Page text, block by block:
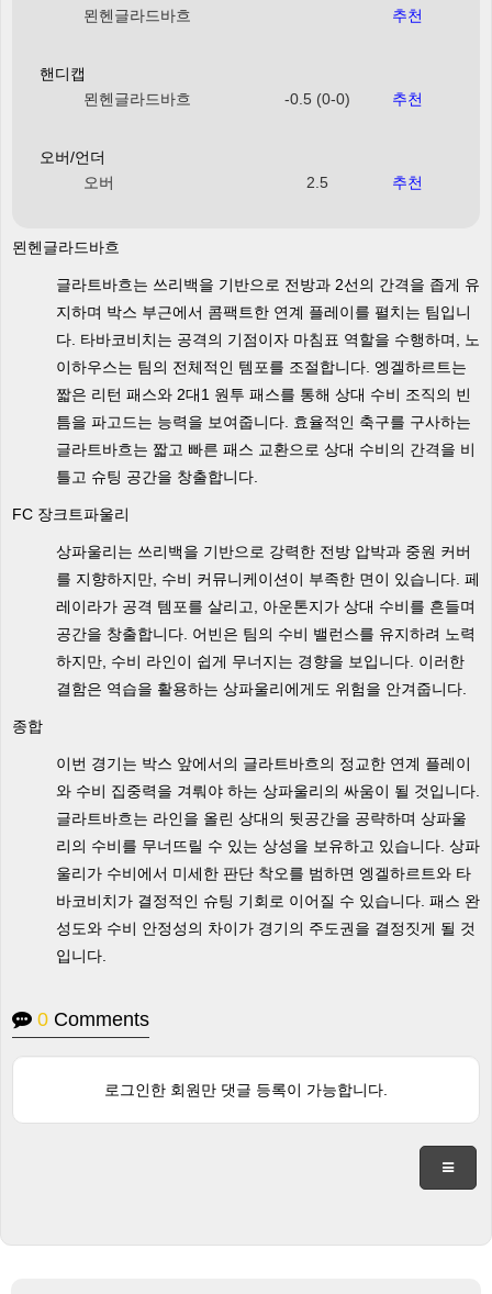
묀헨글라드바흐
추천
핸디캡
묀헨글라드바흐
-0.5 (0-0) 추천
오버/언더
오버
2.5 추천
묀헨글라드바흐
글라트바흐는 쓰리백을 기반으로 전방과 2선의 간격을 좁게 유
지하며 박스 부근에서 콤팩트한 연계 플레이를 펼치는 팀입니
다. 타바코비치는 공격의 기점이자 마침표 역할을 수행하며, 노
이하우스는 팀의 전체적인 템포를 조절합니다. 엥겔하르트는
짧은 리턴 패스와 2대1 원투 패스를 통해 상대 수비 조직의 빈
틈을 파고드는 능력을 보여줍니다. 효율적인 축구를 구사하는
글라트바흐는 짧고 빠른 패스 교환으로 상대 수비의 간격을 비
틀고 슈팅 공간을 창출합니다.
FC 장크트파울리
상파울리는 쓰리백을 기반으로 강력한 전방 압박과 중원 커버
를 지향하지만, 수비 커뮤니케이션이 부족한 면이 있습니다. 페
레이라가 공격 템포를 살리고, 아운톤지가 상대 수비를 흔들며
공간을 창출합니다. 어빈은 팀의 수비 밸런스를 유지하려 노력
하지만, 수비 라인이 쉽게 무너지는 경향을 보입니다. 이러한
결함은 역습을 활용하는 상파울리에게도 위험을 안겨줍니다.
종합
이번 경기는 박스 앞에서의 글라트바흐의 정교한 연계 플레이
와 수비 집중력을 겨뤄야 하는 상파울리의 싸움이 될 것입니다.
글라트바흐는 라인을 올린 상대의 뒷공간을 공략하며 상파울
리의 수비를 무너뜨릴 수 있는 상성을 보유하고 있습니다. 상파
울리가 수비에서 미세한 판단 착오를 범하면 엥겔하르트와 타
바코비치가 결정적인 슈팅 기회로 이어질 수 있습니다. 패스 완
성도와 수비 안정성의 차이가 경기의 주도권을 결정짓게 될 것
입니다.
0 Comments
로그인한 회원만 댓글 등록이 가능합니다.